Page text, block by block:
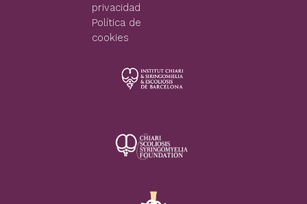
privacidad
Política de
cookies